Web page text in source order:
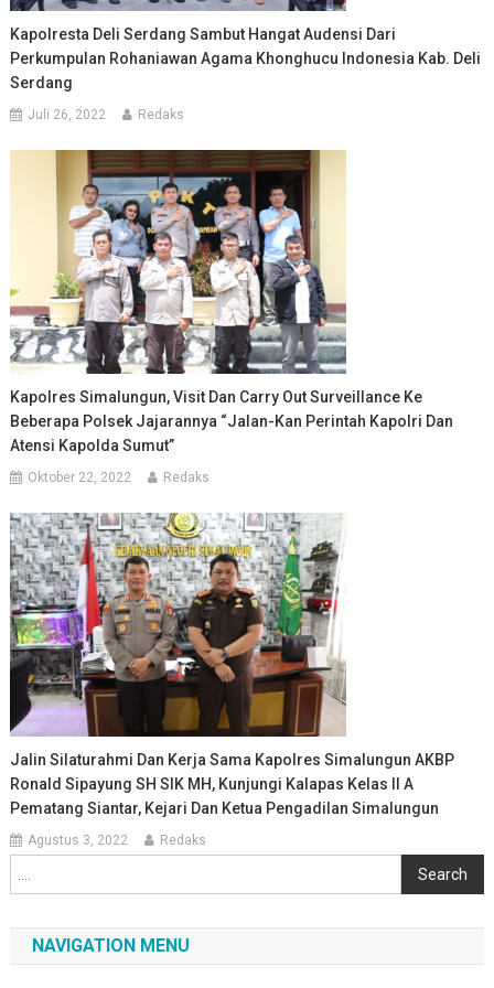
Kapolresta Deli Serdang Sambut Hangat Audensi Dari
Perkumpulan Rohaniawan Agama Khonghucu Indonesia Kab. Deli
Serdang
Juli 26, 2022 Redaks
Kapolres Simalungun, Visit Dan Carry Out Surveillance Ke
Beberapa Polsek Jajarannya “Jalan-Kan Perintah Kapolri Dan
Atensi Kapolda Sumut”
Oktober 22, 2022 Redaks
Jalin Silaturahmi Dan Kerja Sama Kapolres Simalungun AKBP
Ronald Sipayung SH SIK MH, Kunjungi Kalapas Kelas II A
Pematang Siantar, Kejari Dan Ketua Pengadilan Simalungun
Agustus 3, 2022 Redaks
Search
NAVIGATION MENU